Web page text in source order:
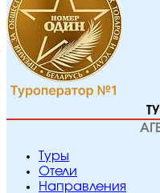
Туры
Отели
Направления